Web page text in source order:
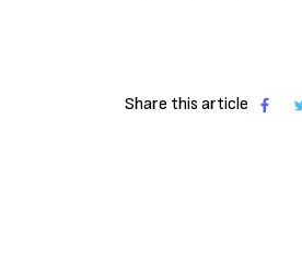
Share this article